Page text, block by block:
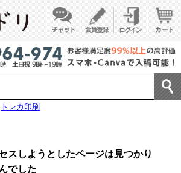
トレカ印刷
スしようとしたページは見つかり
でした